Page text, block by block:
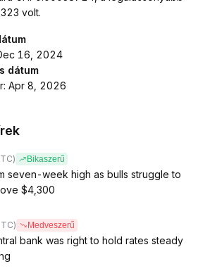
volt.
16, 2024
dátum
Apr 8, 2026
Bikaszerű
seven-week high as bulls struggle to
$4,300
Medveszerű
bank was right to hold rates steady